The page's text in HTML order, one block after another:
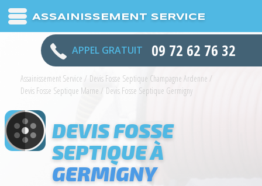
ASSAINISSEMENT SERVICE
APPEL GRATUIT 09 72 62 76 32
Assainissement Service / Devis Fosse Septique Champagne Ardenne /
Devis Fosse Septique Marne / Devis Fosse Septique Germigny
DEVIS FOSSE
SEPTIQUE À
GERMIGNY